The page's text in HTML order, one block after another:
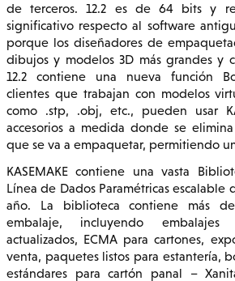
de terceros. 12.2 es de 64 bits y
significativo respecto al software
porque los diseñadores de
dibujos y modelos 3D más grandes y
12.2 contiene una nueva función
clientes que trabajan con modelos
como .stp, .obj, etc., pueden usar
accesorios a medida donde se
que se va a empaquetar, permitiendo
KASEMAKE contiene una vasta
Línea de Dados Paramétricas escalable
año. La biblioteca contiene más
embalaje, incluyendo embalajes
actualizados, ECMA para cartones,
venta, paquetes listos para estantería,
estándares para cartón panal –